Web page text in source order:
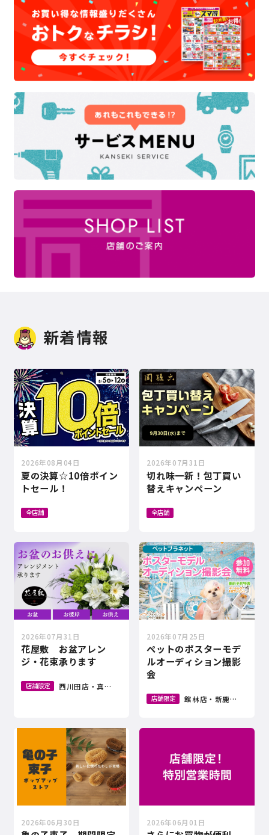
新着情報
2026年08月04日
夏の決算☆10倍ポイン
トセール！
全店舗
2026年07月31日
切れ味一新！包丁買い
替えキャンペーン
全店舗
2026年07月31日
花屋敷 お盆アレン
ジ・花束承ります
店舗限定 西川田店・真岡店・小金井店・館林店・新鹿沼店
2026年07月25日
ペットのポスターモデ
ルオーディション撮影
会
店舗限定 館林店・新鹿沼店・龍
2026年06月30日 2026年06月01日